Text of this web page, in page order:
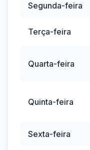
Segunda-feira
Terça-feira
Quarta-feira
Quinta-feira
Sexta-feira